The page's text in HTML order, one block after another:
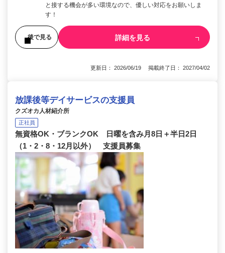
と接する機会が多い環境なので、優しい対応をお願いしま
す！
後で見る 詳細を見る
更新日： 2026/06/19 掲載終了日： 2027/04/02
放課後等デイサービスの支援員
クズオカ人材紹介所
正社員
無資格OK・ブランクOK 日曜を含み月8日＋半日2日
（1・2・8・12月以外） 支援員募集